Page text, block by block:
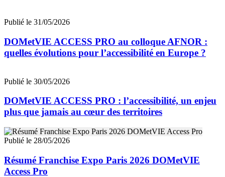
Publié le 31/05/2026
DOMetVIE ACCESS PRO au colloque AFNOR :
quelles évolutions pour l’accessibilité en Europe ?
Publié le 30/05/2026
DOMetVIE ACCESS PRO : l’accessibilité, un enjeu
plus que jamais au cœur des territoires
Publié le 28/05/2026
Résumé Franchise Expo Paris 2026 DOMetVIE
Access Pro